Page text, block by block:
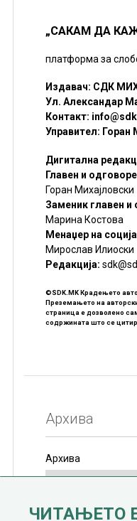
„САКАМ ДА
платформа за
Издавач: СДК
Ул. Александар
Контакт:
Управител: Горан
Дигитална
Главен и
Горан Михајловски
Заменик главен и
Марина Костова
Менаџер на
Мирослав Илиоски
Редакцијa:
©SDK.MK Крадењето
Преземањето на
страница е дозволено
содржината што се
Архива
Архива
ЧИТАЊЕТО